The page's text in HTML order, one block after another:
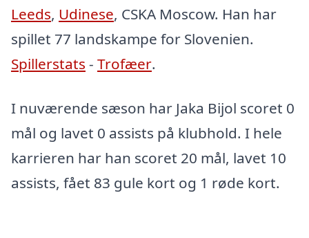
Leeds, Udinese, CSKA Moscow. Han har
spillet 77 landskampe for Slovenien.
Spillerstats - Trofæer.
I nuværende sæson har Jaka Bijol scoret 0
mål og lavet 0 assists på klubhold. I hele
karrieren har han scoret 20 mål, lavet 10
assists, fået 83 gule kort og 1 røde kort.